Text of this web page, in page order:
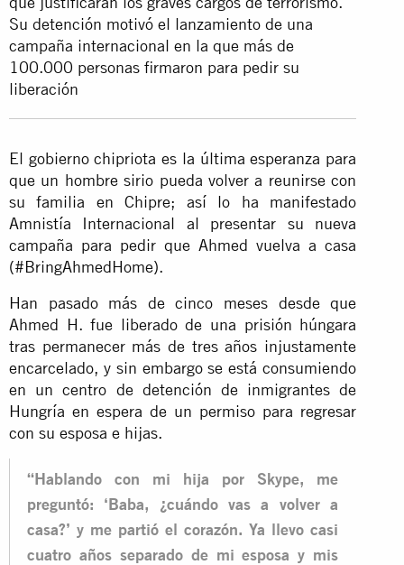
Su detención motivó el lanzamiento de una
campaña internacional en la que más de
100.000 personas firmaron para pedir su
liberación
El gobierno chipriota es la última esperanza para
que un hombre sirio pueda volver a reunirse con
su familia en Chipre; así lo ha manifestado
Amnistía Internacional al presentar su nueva
campaña para pedir que Ahmed vuelva a casa
(#BringAhmedHome).
Han pasado más de cinco meses desde que
Ahmed H. fue liberado de una prisión húngara
tras permanecer más de tres años injustamente
encarcelado, y sin embargo se está consumiendo
en un centro de detención de inmigrantes de
Hungría en espera de un permiso para regresar
con su esposa e hijas.
“Hablando con mi hija por Skype, me
preguntó: ‘Baba, ¿cuándo vas a volver a
casa?’ y me partió el corazón. Ya llevo casi
cuatro años separado de mi esposa y mis